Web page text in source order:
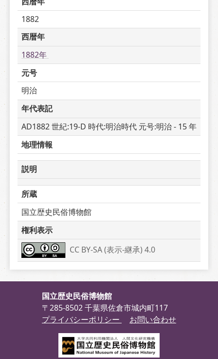
1882
西暦年
1882年
元号
明治
年代表記
AD1882 世紀:19-D 時代:明治時代 元号:明治 - 15 年
地理情報
説明
所蔵
国立歴史民俗博物館
権利表示
CC BY-SA (表示-継承) 4.0
国立歴史民俗博物館
〒285-8502 千葉県佐倉市城内町117
プライバシーポリシー
お問い合わせ